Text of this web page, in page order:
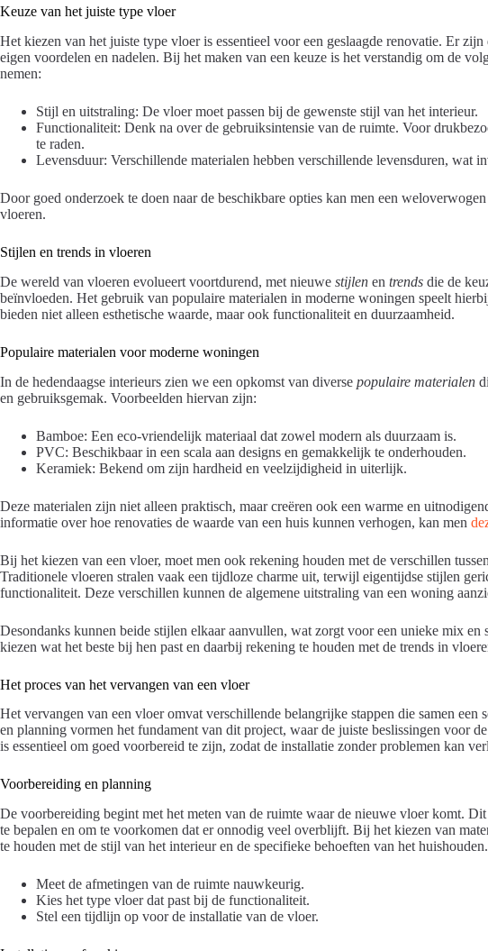
Keuze van het juiste type vloer
Het kiezen van het juiste type vloer is essentieel voor een geslaagde renovatie. Er
eigen voordelen en nadelen. Bij het maken van een keuze is het verstandig om de
nemen:
Stijl en uitstraling: De vloer moet passen bij de gewenste stijl van het interieur.
Functionaliteit: Denk na over de gebruiksintensie van de ruimte. Voor
te raden.
Levensduur: Verschillende materialen hebben verschillende levensduren, wat
Door goed onderzoek te doen naar de beschikbare opties kan men een
vloeren.
Stijlen en trends in vloeren
De wereld van vloeren evolueert voortdurend, met nieuwe stijlen en trends die de
beïnvloeden. Het gebruik van populaire materialen in moderne woningen speelt
bieden niet alleen esthetische waarde, maar ook functionaliteit en duurzaamheid.
Populaire materialen voor moderne woningen
In de hedendaagse interieurs zien we een opkomst van diverse populaire materialen
en gebruiksgemak. Voorbeelden hiervan zijn:
Bamboe: Een eco-vriendelijk materiaal dat zowel modern als duurzaam is.
PVC: Beschikbaar in een scala aan designs en gemakkelijk te onderhouden.
Keramiek: Bekend om zijn hardheid en veelzijdigheid in uiterlijk.
Deze materialen zijn niet alleen praktisch, maar creëren ook een warme en
informatie over hoe renovaties de waarde van een huis kunnen verhogen, kan men
Bij het kiezen van een vloer, moet men ook rekening houden met de verschillen
Traditionele vloeren stralen vaak een tijdloze charme uit, terwijl eigentijdse stijlen
functionaliteit. Deze verschillen kunnen de algemene uitstraling van een woning
Desondanks kunnen beide stijlen elkaar aanvullen, wat zorgt voor een unieke mix
kiezen wat het beste bij hen past en daarbij rekening te houden met de trends in
Het proces van het vervangen van een vloer
Het vervangen van een vloer omvat verschillende belangrijke stappen die samen een
en planning vormen het fundament van dit project, waar de juiste beslissingen voor
is essentieel om goed voorbereid te zijn, zodat de installatie zonder problemen kan
Voorbereiding en planning
De voorbereiding begint met het meten van de ruimte waar de nieuwe vloer komt.
te bepalen en om te voorkomen dat er onnodig veel overblijft. Bij het kiezen van
te houden met de stijl van het interieur en de specifieke behoeften van het huishouden.
Meet de afmetingen van de ruimte nauwkeurig.
Kies het type vloer dat past bij de functionaliteit.
Stel een tijdlijn op voor de installatie van de vloer.